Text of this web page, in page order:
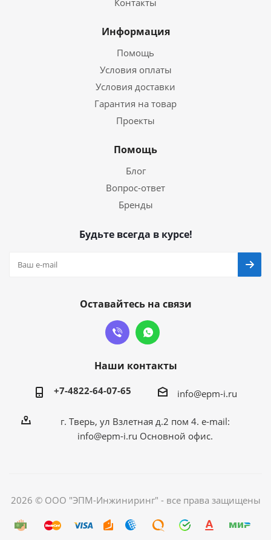
Контакты
Информация
Помощь
Условия оплаты
Условия доставки
Гарантия на товар
Проекты
Помощь
Блог
Вопрос-ответ
Бренды
Будьте всегда в курсе!
Оставайтесь на связи
Наши контакты
+7-4822-64-07-65 info@epm-i.ru
г. Тверь, ул Взлетная д.2 пом 4. e-mail:
info@epm-i.ru Основной офис.
2026 © ООО "ЭПМ-Инжиниринг" - все права защищены